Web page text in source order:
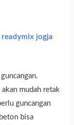
readymix jogja
mudah retak
guncangan
bisa